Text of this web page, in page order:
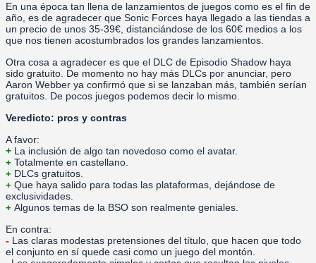
En una época tan llena de lanzamientos de juegos como es el fin de
año, es de agradecer que Sonic Forces haya llegado a las tiendas a
un precio de unos 35-39€, distanciándose de los 60€ medios a los
que nos tienen acostumbrados los grandes lanzamientos.
Otra cosa a agradecer es que el DLC de Episodio Shadow haya
sido gratuito. De momento no hay más DLCs por anunciar, pero
Aaron Webber ya confirmó que si se lanzaban más, también serían
gratuitos. De pocos juegos podemos decir lo mismo.
Veredicto: pros y contras
A favor:
+ La inclusión de algo tan novedoso como el avatar.
+ Totalmente en castellano.
+ DLCs gratuitos.
+ Que haya salido para todas las plataformas, dejándose de
exclusividades.
+ Algunos temas de la BSO son realmente geniales.
En contra:
- Las claras modestas pretensiones del título, que hacen que todo
el conjunto en sí quede casi como un juego del montón.